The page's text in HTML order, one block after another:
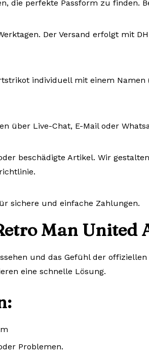
die perfekte Passform zu finden.
Der Versand erfolgt mit
individuell mit einem
über Live-Chat, E-Mail oder
beschädigte Artikel. Wir
sichere und einfache Zahlungen.
Man
und das Gefühl der
eine schnelle Lösung.
Problemen.